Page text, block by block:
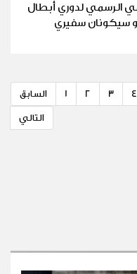
الرسمي لدوري أبطال
سيكونان سفيري
السابق 1 2 3 4
التالي